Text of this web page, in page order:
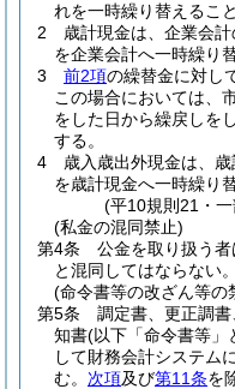
れを一時繰り替えるこ
2
歳計現金は、企業会
を企業会計へ一時繰り
3
前2項の繰替金に対し
この場合においては、
をした日から繰戻しを
する。
4
歳入歳出外現金は、
を歳計現金へ一時繰り
(平10規則21・
(私金の混同禁止)
第4条
公金を取り扱う
と混同してはならない。
(命令書等の改ざん等の
第5条
調定書、更正調
知書(以下「命令書等」
して財務会計システム
む。 次項及び第11条を